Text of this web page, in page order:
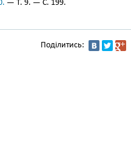
— Т. 9. — С. 199.
Поділитись: